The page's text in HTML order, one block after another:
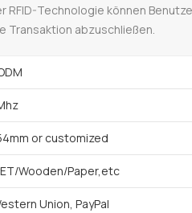
RFID-Technologie können
Transaktion abzuschließen.
or customized
Wooden/Paper,etc
Union, PayPal